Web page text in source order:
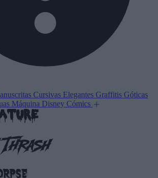
Cursivas Elegantes Graffitis Góticas
Máquina Disney Cómics